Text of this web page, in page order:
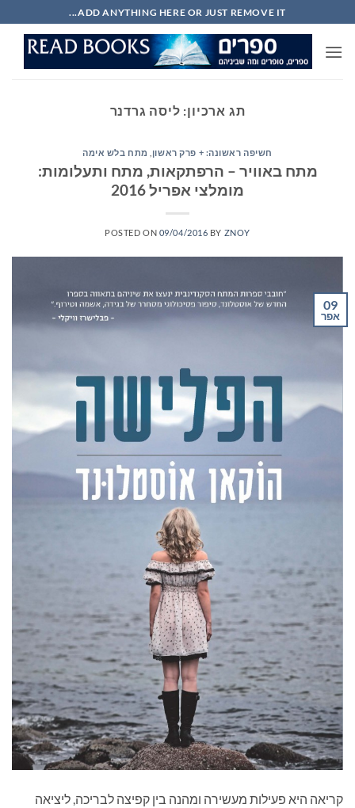
to
content
ADD ANYTHING HERE OR JUST REMOVE IT...
תג ארכיון: ליסה גרדנר
חשיפה ראשונה: + פרק ראשון מתח בלש אימה
מתח באוויר – הרפתקאות, מתח ותעלומות:
מומלצי אפריל 2016
POSTED ON 09/04/2016 BY ZNOY
09
אפר
קריאה היא פעילות מעשירה ומהנה בין קפיצה לבריכה, ליציאה